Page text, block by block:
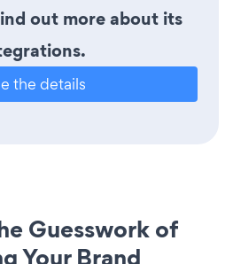
out more about its
the details
Guesswork of
Your Brand